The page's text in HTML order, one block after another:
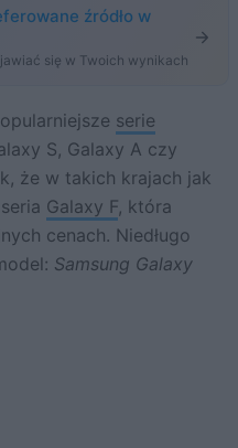
źródło w
się w Twoich wynikach
serie
S, Galaxy A czy
że w takich krajach jak
Galaxy F, która
cenach. Niedługo
Samsung Galaxy